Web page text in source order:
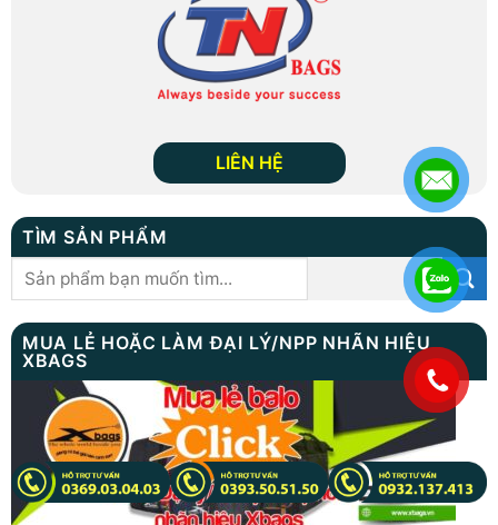
LIÊN HỆ
TÌM SẢN PHẨM
Tìm
MUA LẺ HOẶC LÀM ĐẠI LÝ/NPP NHÃN HIỆU
XBAGS
.